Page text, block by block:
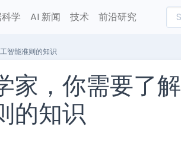
学 AI 新闻 技术 前沿研究
智能准则的知识
家，你需要了解
的知识